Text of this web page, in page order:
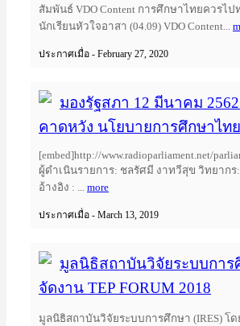
สัมพันธ์ VDO Content การศึกษาไทยควรไป
นักเรียนหัวใจอาสา (04.09) VDO Content...
ประกาศเมื่อ - February 27, 2020
มองรัฐสภา 12 มีนาคม
คาดหวัง นโยบายการศึกษาไท
[embed]http://www.radioparliament.net/
ผู้ดำเนินรายการ: ชลรัศมี งาทวีสุข วิทยากร
อ้างอิง : ... more
ประกาศเมื่อ - March 13, 2019
มูลนิธิ​สถาบัน​วิจัย​ระบบ​การ
จัดงาน TEP FORUM 2018
มูลนิธิ​สถาบัน​วิจัย​ระบบ​การศึกษา​ (IRES)​ โ